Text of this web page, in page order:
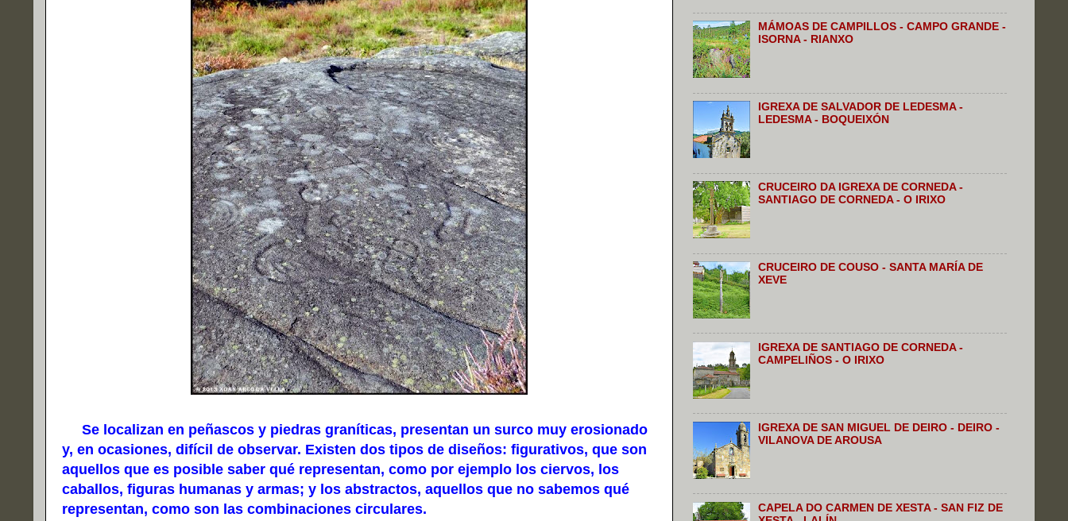
Se localizan en peñascos y piedras graníticas, presentan un surco muy erosionado
y, en ocasiones, difícil de observar. Existen dos tipos de diseños: figurativos, que son
aquellos que es posible saber qué representan, como por ejemplo los ciervos, los
caballos, figuras humanas y armas; y los abstractos, aquellos que no sabemos qué
representan, como son las combinaciones circulares.
MÁMOAS DE CAMPILLOS - CAMPO GRANDE -
ISORNA - RIANXO
IGREXA DE SALVADOR DE LEDESMA -
LEDESMA - BOQUEIXÓN
CRUCEIRO DA IGREXA DE CORNEDA -
SANTIAGO DE CORNEDA - O IRIXO
CRUCEIRO DE COUSO - SANTA MARÍA DE
XEVE
IGREXA DE SANTIAGO DE CORNEDA -
CAMPELIÑOS - O IRIXO
IGREXA DE SAN MIGUEL DE DEIRO - DEIRO -
VILANOVA DE AROUSA
CAPELA DO CARMEN DE XESTA - SAN FIZ DE